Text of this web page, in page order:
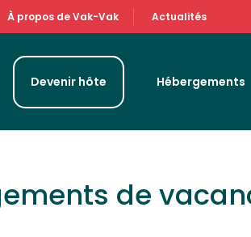
À propos de Vak-Vak Actualités
Devenir hôte Hébergements
de